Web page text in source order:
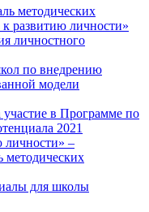
методических
к развитию личности»
личностного
по внедрению
модели
в Программе по
2021
личности» –
методических
для школы